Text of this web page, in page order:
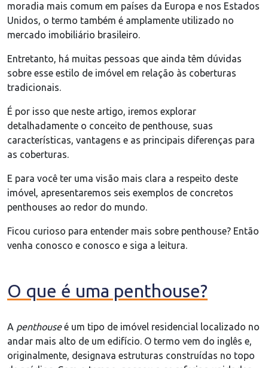
moradia mais comum em países da Europa e nos Estados
Unidos, o termo também é amplamente utilizado no
mercado imobiliário brasileiro.
Entretanto, há muitas pessoas que ainda têm dúvidas
sobre esse estilo de imóvel em relação às coberturas
tradicionais.
É por isso que neste artigo, iremos explorar
detalhadamente o conceito de penthouse, suas
características, vantagens e as principais diferenças para
as coberturas.
E para você ter uma visão mais clara a respeito deste
imóvel, apresentaremos seis exemplos de concretos
penthouses ao redor do mundo.
Ficou curioso para entender mais sobre penthouse? Então
venha conosco e conosco e siga a leitura.
O que é uma penthouse?
A penthouseé um tipo de imóvel residencial localizado no
andar mais alto de um edifício. O termo vem do inglês e,
originalmente, designava estruturas construídas no topo